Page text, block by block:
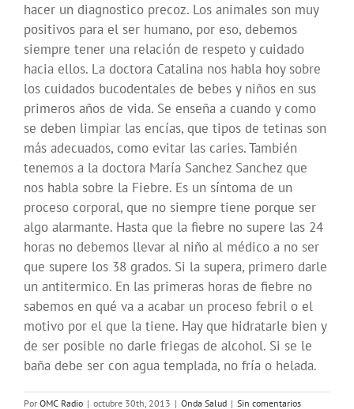
hacer un diagnostico precoz. Los animales son muy
positivos para el ser humano, por eso, debemos
siempre tener una relación de respeto y cuidado
hacia ellos. La doctora Catalina nos habla hoy sobre
los cuidados bucodentales de bebes y niños en sus
primeros años de vida. Se enseña a cuando y como
se deben limpiar las encías, que tipos de tetinas son
más adecuados, como evitar las caries. También
tenemos a la doctora María Sanchez Sanchez que
nos habla sobre la Fiebre. Es un síntoma de un
proceso corporal, que no siempre tiene porque ser
algo alarmante. Hasta que la fiebre no supere las 24
horas no debemos llevar al niño al médico a no ser
que supere los 38 grados. Si la supera, primero darle
un antitermico. En las primeras horas de fiebre no
sabemos en qué va a acabar un proceso febril o el
motivo por el que la tiene. Hay que hidratarle bien y
de ser posible no darle friegas de alcohol. Si se le
baña debe ser con agua templada, no fría o helada.
Por OMC Radio | octubre 30th, 2013 | Onda Salud | Sin comentarios